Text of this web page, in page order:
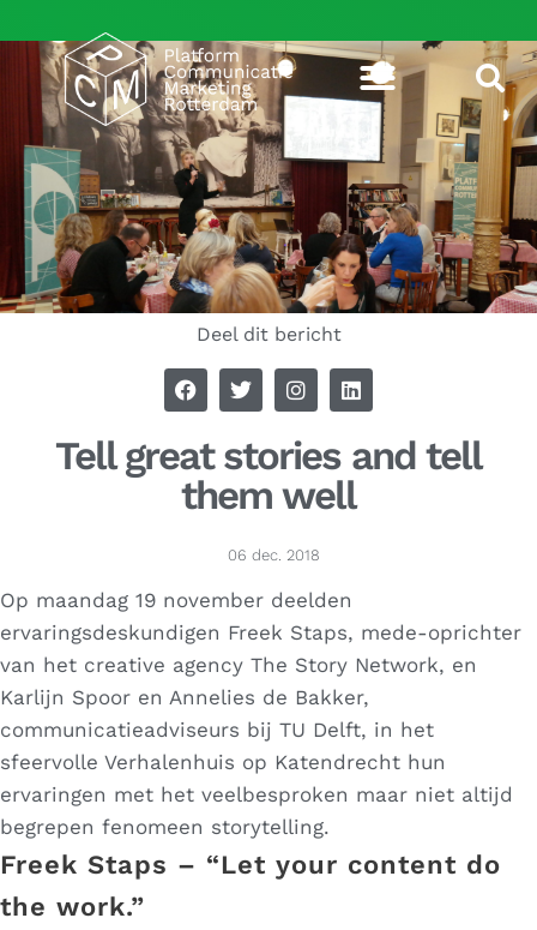
Deel dit bericht
Tell great stories and tell
them well
06 dec. 2018
Op maandag 19 november deelden
ervaringsdeskundigen Freek Staps, mede-oprichter
van het creative agency The Story Network, en
Karlijn Spoor en Annelies de Bakker,
communicatieadviseurs bij TU Delft, in het
sfeervolle Verhalenhuis op Katendrecht hun
ervaringen met het veelbesproken maar niet altijd
begrepen fenomeen storytelling.
Freek Staps – “Let your content do
the work.”